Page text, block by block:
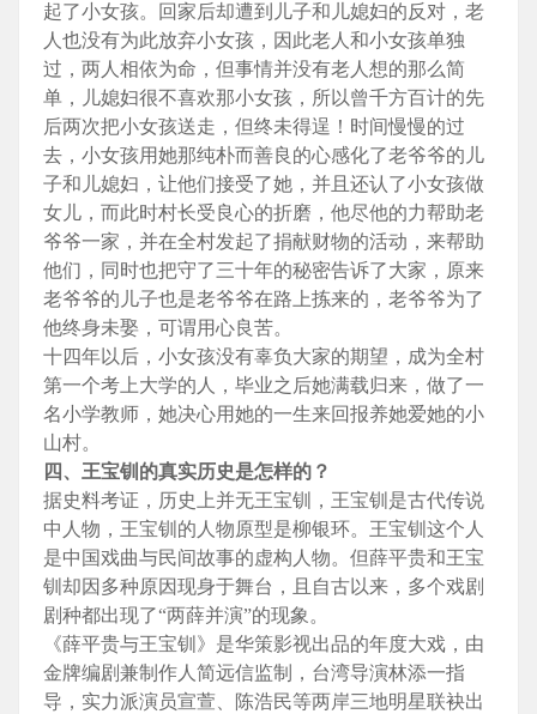
起了小女孩。回家后却遭到儿子和儿媳妇的反对，老
人也没有为此放弃小女孩，因此老人和小女孩单独
过，两人相依为命，但事情并没有老人想的那么简
单，儿媳妇很不喜欢那小女孩，所以曾千方百计的先
后两次把小女孩送走，但终未得逞！时间慢慢的过
去，小女孩用她那纯朴而善良的心感化了老爷爷的儿
子和儿媳妇，让他们接受了她，并且还认了小女孩做
女儿，而此时村长受良心的折磨，他尽他的力帮助老
爷爷一家，并在全村发起了捐献财物的活动，来帮助
他们，同时也把守了三十年的秘密告诉了大家，原来
老爷爷的儿子也是老爷爷在路上拣来的，老爷爷为了
他终身未娶，可谓用心良苦。
十四年以后，小女孩没有辜负大家的期望，成为全村
第一个考上大学的人，毕业之后她满载归来，做了一
名小学教师，她决心用她的一生来回报养她爱她的小
山村。
四、王宝钏的真实历史是怎样的？
据史料考证，历史上并无王宝钏，王宝钏是古代传说
中人物，王宝钏的人物原型是柳银环。王宝钏这个人
是中国戏曲与民间故事的虚构人物。但薛平贵和王宝
钏却因多种原因现身于舞台，且自古以来，多个戏剧
剧种都出现了“两薛并演”的现象。
《薛平贵与王宝钏》是华策影视出品的年度大戏，由
金牌编剧兼制作人简远信监制，台湾导演林添一指
导，实力派演员宣萱、陈浩民等两岸三地明星联袂出